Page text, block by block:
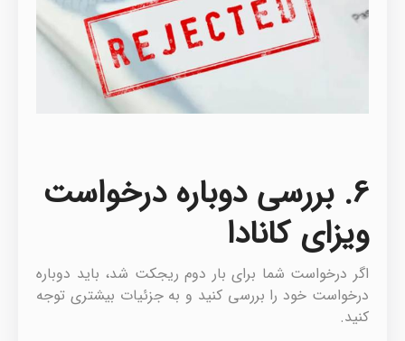
6. بررسی دوباره درخواست
ویزای کانادا
اگر درخواست شما برای بار دوم ریجکت شد، باید دوباره
درخواست خود را بررسی کنید و به جزئیات بیشتری توجه
کنید.